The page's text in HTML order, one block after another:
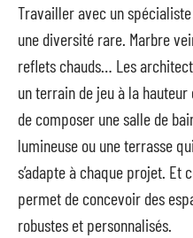
Travailler avec un
une diversité rare. Marbre
reflets chauds… Les
un terrain de jeu à la hauteur
de composer une salle de
lumineuse ou une terrasse
s’adapte à chaque projet. Et
permet de concevoir des
robustes et personnalisés.